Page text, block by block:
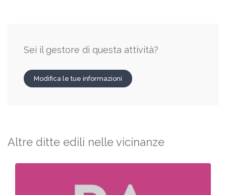
Sei il gestore di questa attività?
Modifica le tue informazioni
Altre ditte edili nelle vicinanze